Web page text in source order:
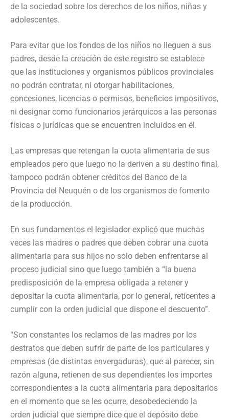
de la sociedad sobre los derechos de los niños, niñas y
adolescentes.
Para evitar que los fondos de los niños no lleguen a sus
padres, desde la creación de este registro se establece
que las instituciones y organismos públicos provinciales
no podrán contratar, ni otorgar habilitaciones,
concesiones, licencias o permisos, beneficios impositivos,
ni designar como funcionarios jerárquicos a las personas
físicas o jurídicas que se encuentren incluidos en él.
Las empresas que retengan la cuota alimentaria de sus
empleados pero que luego no la deriven a su destino final,
tampoco podrán obtener créditos del Banco de la
Provincia del Neuquén o de los organismos de fomento
de la producción.
En sus fundamentos el legislador explicó que muchas
veces las madres o padres que deben cobrar una cuota
alimentaria para sus hijos no solo deben enfrentarse al
proceso judicial sino que luego también a “la buena
predisposición de la empresa obligada a retener y
depositar la cuota alimentaria, por lo general, reticentes a
cumplir con la orden judicial que dispone el descuento”.
“Son constantes los reclamos de las madres por los
destratos que deben sufrir de parte de los particulares y
empresas (de distintas envergaduras), que al parecer, sin
razón alguna, retienen de sus dependientes los importes
correspondientes a la cuota alimentaria para depositarlos
en el momento que se les ocurre, desobedeciendo la
orden judicial que siempre dice que el depósito debe